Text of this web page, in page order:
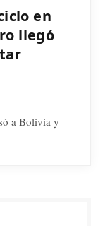
en
llegó
a Bolivia y